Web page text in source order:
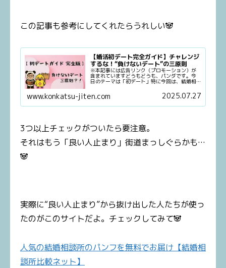
この記事も参考にしてくれたらうれしい🐼
【婚活初デート完全ガイド】チャレンジ
するな！“負けないデート”の三原則
※本記事には広告リンク（プロモーション）が
含まれていますどうもどうも、パンダです。今
日のテーマは「初デート」特に今回は、結婚相
て話すよ。アプリや婚活パーティーとは違うか
らね！※この辺の前提、大事なの...
www.konkatsu-jiten.com 2025.07.27
3つ以上チェックがついたら要注意。
それはもう「良い人止まり」街道まっしぐらかも…
🐼
実際に“良い人止まり”から抜け出した人たちが使っ
たのがこのサイトだよ。チェックしてみて🐼
人気の結婚相談所のパンフを無料でお届け【結婚相
談所比較ネット】